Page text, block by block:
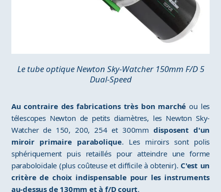
Le tube optique Newton Sky-Watcher 150mm F/D 5
Dual-Speed
Au contraire des fabrications très bon marché ou les
télescopes Newton de petits diamètres, les Newton Sky-
Watcher de 150, 200, 254 et 300mm disposent d'un
miroir primaire parabolique. Les miroirs sont polis
sphériquement puis retaillés pour atteindre une forme
paraboloïdale (plus coûteuse et difficile à obtenir). C'est un
critère de choix indispensable pour les instruments
au-dessus de 130mm et à f/D court.